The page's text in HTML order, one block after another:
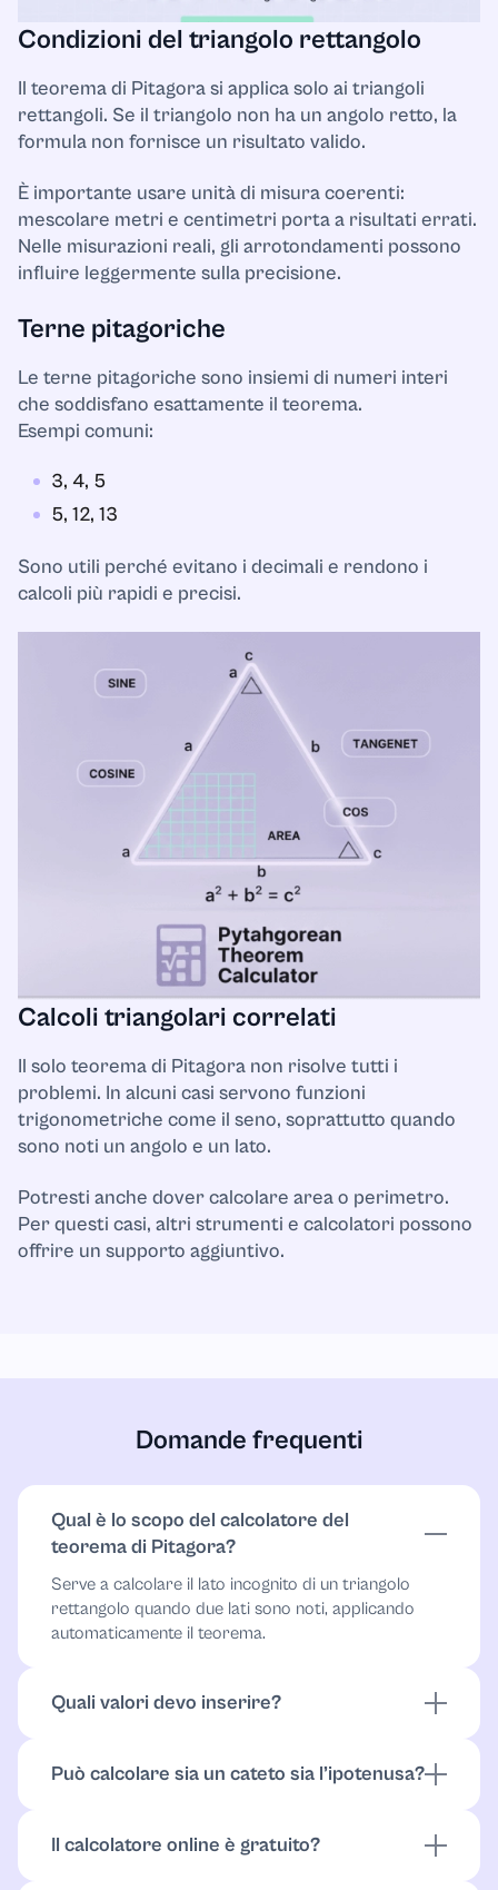
Condizioni del triangolo rettangolo
Il teorema di Pitagora si applica solo ai triangoli
rettangoli. Se il triangolo non ha un angolo retto, la
formula non fornisce un risultato valido.
È importante usare unità di misura coerenti:
mescolare metri e centimetri porta a risultati errati.
Nelle misurazioni reali, gli arrotondamenti possono
influire leggermente sulla precisione.
Terne pitagoriche
Le terne pitagoriche sono insiemi di numeri interi
che soddisfano esattamente il teorema.
Esempi comuni:
3, 4, 5
5, 12, 13
Sono utili perché evitano i decimali e rendono i
calcoli più rapidi e precisi.
Calcoli triangolari correlati
Il solo teorema di Pitagora non risolve tutti i
problemi. In alcuni casi servono funzioni
trigonometriche come il seno, soprattutto quando
sono noti un angolo e un lato.
Potresti anche dover calcolare area o perimetro.
Per questi casi, altri strumenti e calcolatori possono
offrire un supporto aggiuntivo.
Domande frequenti
Qual è lo scopo del calcolatore del
teorema di Pitagora?
Serve a calcolare il lato incognito di un triangolo
rettangolo quando due lati sono noti, applicando
automaticamente il teorema.
Quali valori devo inserire?
Può calcolare sia un cateto sia l’ipotenusa?
Il calcolatore online è gratuito?